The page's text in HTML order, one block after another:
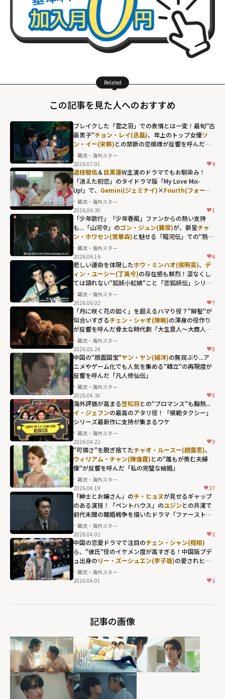
Related
この記事を見た人へのおすすめ
チョン・レイ(丞
磊)、年上のトッ
プ女優ソン・イ
ー(宋軼)との禁断
の恋模様が反響
を呼んだ「与晋
長安」"
width="304"
height="203"
loading="lazy"
fetchpriority="h
igh">
ブレイクした「雲之羽」での表情とは一変！最旬"古
装男子"チョン・レイ(丞磊)、年上のトップ女優ソ
ン・イー(宋軼)との禁断の恋模様が反響を呼んだ
「与晋長安」
韓流・海外スター
2026.07.01
4
道枝駿佑＆目黒蓮W主演のドラマでもお馴染み！
「消えた初恋」のタイドラマ版「My Love Mix-
Up!」で、 Gemini(ジェミナイ)×Fourth(フォース)
が体現した"キュンの瞬間"
韓流・海外スター
2026.06.30
1
「少年歌行」「少年春風」ファンからの熱い支持
も...「山河令」のゴン・ジュン(龔俊)が、新星チャ
ン・ホワセン(常華森)と魅せる「暗河伝」での"熱き
絆"韓流・海外スター
2026.06.16
6
悲しい運命を体現したホウ・ミンハオ(侯明昊)、 デ
ィン・ユーシー(丁禹兮)の存在感も鮮烈！涙なくし
ては語れない"狐妖小紅娘"こと「恋狐妖伝」シリー
ズ第2章
韓流・海外スター
2026.06.02
7
チェン・シャオ
(陳暁)の渾身の役
作りが反響を呼
んだ骨太な時代
劇「大生意人～
大商人への道
～」"
width="304"
height="203"
loading="lazy"
fetchpriority="h
igh">
「月に咲く花の如く」を超えるハマり役？"辮髪"が
似合いすぎるチェン・シャオ(陳暁)の渾身の役作り
が反響を呼んだ骨太な時代劇「大生意人～大商人へ
の道～」
韓流・海外スター
2026.05.24
5
ヤン・ヤン(楊洋)
の無双ぶり...アニ
メやゲーム化で
も人気を集め
る"韓立"の再現
度が反響を呼ん
だ「凡人修仙
伝」"
width="304"
height="203"
loading="lazy"
fetchpriority="h
igh">
中国の"顔面国宝"ヤン・ヤン(楊洋)の無双ぶり...ア
ニメやゲーム化でも人気を集める"韓立"の再現度が
反響を呼んだ「凡人修仙伝」
韓流・海外スター
2026.04.30
5
イ・ジェフンの
最高のアタリ
役！「模範タク
シー」シリーズ
最新作に支持が
集まるワケ"
width="304"
height="203"
loading="lazy"
fetchpriority="h
igh">
海外評価が高まる笠松将との"ブロマンス"も胸熱...
イ・ジェフンの最高のアタリ役！「模範タクシー」
シリーズ最新作に支持が集まるワケ
韓流・海外スター
2026.04.22
3
チャオ・ルース
ー(趙露思)、
リアム・チャン
(陳偉霆)との"誰
もが羨む夫婦
像"が反響を呼ん
だ「私の完璧な
結婚」"
height="203"
igh">
"可憐さ"を脱ぎ捨てたチャオ・ルースー(趙露思)、
ウィリアム・チャン(陳偉霆)との"誰もが羨む夫婦
像"が反響を呼んだ「私の完璧な結婚」
韓流・海外スター
2026.04.19
27
「紳士とお嬢さん」のチ・ヒョヌが見せるギャップ
のある演技！「ペントハウス」のユジンとの共演で
前代未聞の離婚戦争を描いたドラマ「ファーストレ
ディ」
韓流・海外スター
2026.04.02
2
width="304"
height="203"
loading="lazy"
fetchpriority="h
igh">
中国の恋愛ドラマで注目のチェン・シャン(程相)
ら、"彼氏"役のイケメン度が高すぎる！中国版プデ
ュ出身のリー・ズーシュエン(李子璇)の愛されヒロ
イン力とは？
韓流・海外スター
2026.04.01
2
記事の画像